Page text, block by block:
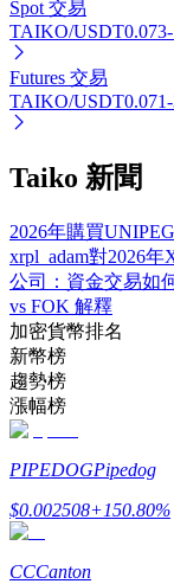
定投理财
享受活期理
學習理財
Spot 交易
TAIKO/USDT0.073
Futures 交易
TAIKO/USDT0.071
Taiko 新聞
2026年購買
xrpl_adam對2026
公司：資金交易如
vs FOK 解釋
加密貨幣排名
新幣榜
趨勢榜
漲幅榜
PIPEDOGPipedog
$0.002508+150.80%
CCCanton